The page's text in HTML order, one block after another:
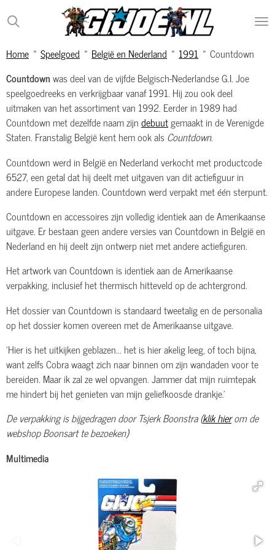
Ga
direct
de
Home » Speelgoed » België en Nederland » 1991 » Countdown
Countdownwas deel van de vijfde Belgisch-Nederlandse G.I. Joe
speelgoedreeks en verkrijgbaar vanaf 1991. Hij zou ook deel
uitmaken van het assortiment van 1992. Eerder in 1989 had
Countdown met dezelfde naam zijndebuutgemaakt in de Verenigde
Staten. Franstalig België kent hem ook alsCountdown.
Countdown werd in België en Nederland verkocht met productcode
6527, een getal dat hij deelt met uitgaven van dit actiefiguur in
andere Europese landen. Countdown werd verpakt met één sterpunt.
Countdown en accessoires zijn volledig identiek aan de Amerikaanse
uitgave. Er bestaan geen andere versies van Countdown in België en
Nederland en hij deelt zijn ontwerp niet met andere actiefiguren.
Het artwork van Countdown is identiek aan de Amerikaanse
verpakking, inclusief het thermisch hitteveld op de achtergrond.
Het dossier van Countdown is standaard tweetalig en de personalia
op het dossier komen overeen met de Amerikaanse uitgave.
'Hier is het uitkijken geblazen... het is hier akelig leeg, of toch bijna,
want zelfs Cobra waagt zich naar binnen om zijn wandaden voor te
bereiden. Maar ik zal ze wel opvangen. Jammer dat mijn ruimtepak
me hindert bij het genieten van mijn geliefkoosde drankje.'
De verpakking is bijgedragen door Tsjerk Boonstra (klik hierom de
webshop Boonsart te bezoeken)
Multimedia